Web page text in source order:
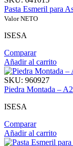
Pasta Esmeril para
Valor NETO
ISESA
Comparar
Añadir al carrito
SKU: 960927
Piedra Montada –
ISESA
Comparar
Añadir al carrito